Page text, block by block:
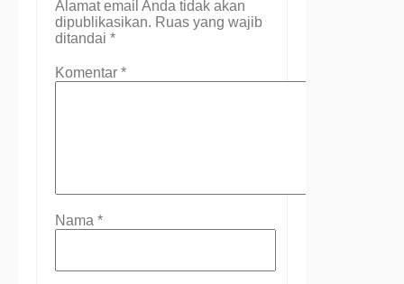
Alamat email Anda tidak akan
dipublikasikan. Ruas yang wajib
ditandai *
Komentar *
Nama *